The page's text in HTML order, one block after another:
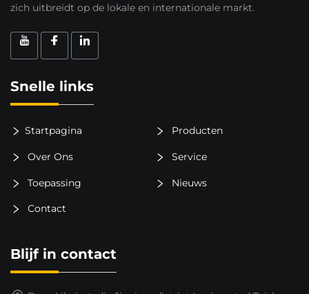
zich uitbreidt op de lokale en internationale markt.
Snelle links
Startpagina Producten
Over Ons Service
Toepassing Nieuws
Contact
Blijf in contact